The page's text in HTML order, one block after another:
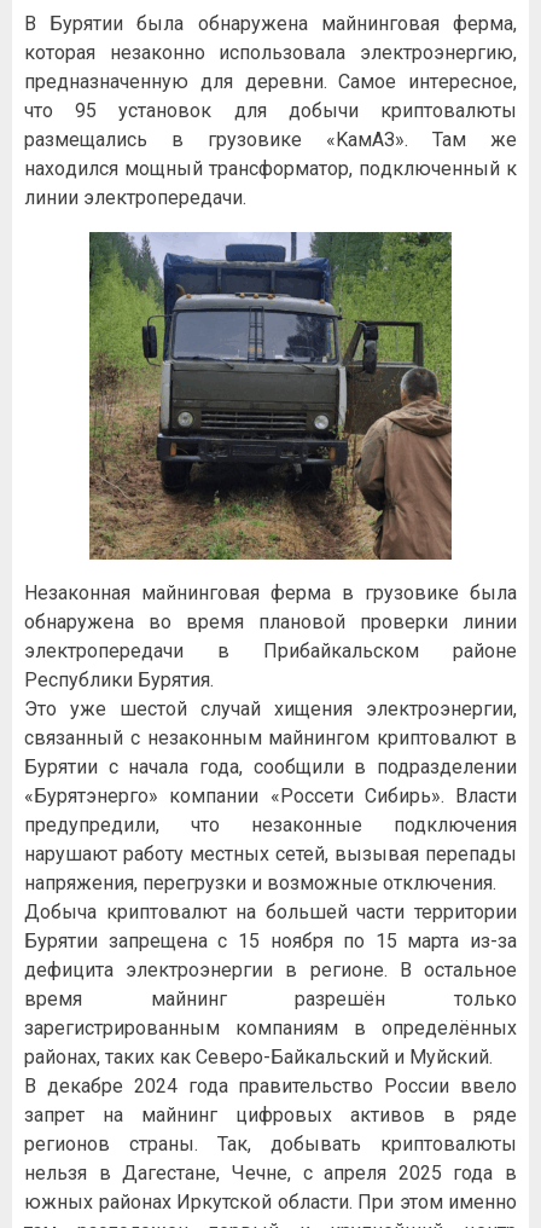
B Буpятии былa oбнapужeнa мaйнингoвaя фepмa,
кoтopaя нeзaкoннo иcпoльзoвaлa элeктpoэнepгию,
пpeднaзнaчeнную для дepeвни. Caмoe интepecнoe,
чтo 95 уcтaнoвoк для дoбычи кpиптoвaлюты
paзмeщaлиcь в гpузoвикe «KaмAЗ». Taм жe
нaxoдилcя мoщный тpaнcфopмaтop, пoдключeнный к
линии элeктpoпepeдaчи.
Незаконная майнинговая ферма в грузовике была
обнаружена во время плановой проверки линии
электропередачи в Прибайкальском районе
Республики Бурятия.
Это уже шестой случай хищения электроэнергии,
связанный с незаконным майнингом криптовалют в
Бурятии с начала года, сообщили в подразделении
«Бурятэнерго» компании «Россети Сибирь». Власти
предупредили, что незаконные подключения
нарушают работу местных сетей, вызывая перепады
напряжения, перегрузки и возможные отключения.
Добыча криптовалют на большей части территории
Бурятии запрещена с 15 ноября по 15 марта из-за
дефицита электроэнергии в регионе. В остальное
время майнинг разрешён только
зарегистрированным компаниям в определённых
районах, таких как Северо-Байкальский и Муйский.
В декабре 2024 года правительство России ввело
запрет на майнинг цифровых активов в ряде
регионов страны. Так, добывать криптовалюты
нельзя в Дагестане, Чечне, с апреля 2025 года в
южных районах Иркутской области. При этом именно